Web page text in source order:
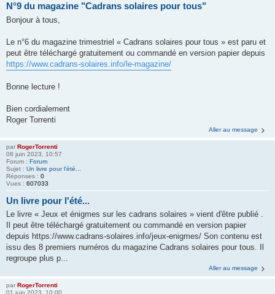
N°9 du magazine "Cadrans solaires pour tous"
Bonjour à tous,
Le n°6 du magazine trimestriel « Cadrans solaires pour tous » est paru et
peut être téléchargé gratuitement ou commandé en version papier depuis
https://www.cadrans-solaires.info/le-magazine/
Bonne lecture !
Bien cordialement
Roger Torrenti
Aller au message
par RogerTorrenti
08 juin 2023, 10:57
Forum : Forum
Sujet : Un livre pour l'été...
Réponses : 0
Vues : 607033
Un livre pour l'été...
Le livre « Jeux et énigmes sur les cadrans solaires » vient d'être publié .
Il peut être téléchargé gratuitement ou commandé en version papier
depuis https://www.cadrans-solaires.info/jeux-enigmes/ Son contenu est
issu des 8 premiers numéros du magazine Cadrans solaires pour tous. Il
regroupe plus p...
Aller au message
par RogerTorrenti
01 juin 2023, 10:00